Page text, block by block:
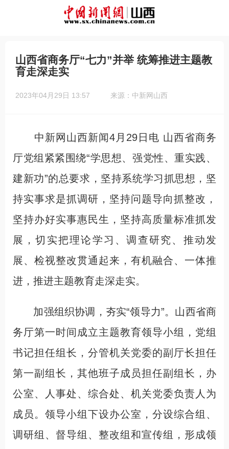
山西省商务厅“七力”并举 统筹推进主题教
育走深走实
2023年04月29日 13:57 来源：中新网山西
中新网山西新闻4月29日电 山西省商务
厅党组紧紧围绕“学思想、强党性、重实践、
建新功”的总要求，坚持系统学习抓思想，坚
持实事求是抓调研，坚持问题导向抓整改，
坚持办好实事惠民生，坚持高质量标准抓发
展，切实把理论学习、调查研究、推动发
展、检视整改贯通起来，有机融合、一体推
进，推进主题教育走深走实。
加强组织协调，夯实“领导力”。山西省商
务厅第一时间成立主题教育领导小组，党组
书记担任组长，分管机关党委的副厅长担任
第一副组长，其他班子成员担任副组长，办
公室、人事处、综合处、机关党委负责人为
成员。领导小组下设办公室，分设综合组、
调研组、督导组、整改组和宣传组，形成领